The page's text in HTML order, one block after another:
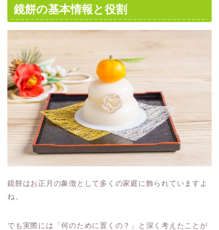
鏡餅の基本情報と役割
鏡餅はお正月の象徴として多くの家庭に飾られていますよ
ね。
でも実際には「何のために置くの？」と深く考えたことが